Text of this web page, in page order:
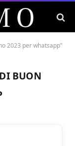
2023 per whatsapp"
BUON